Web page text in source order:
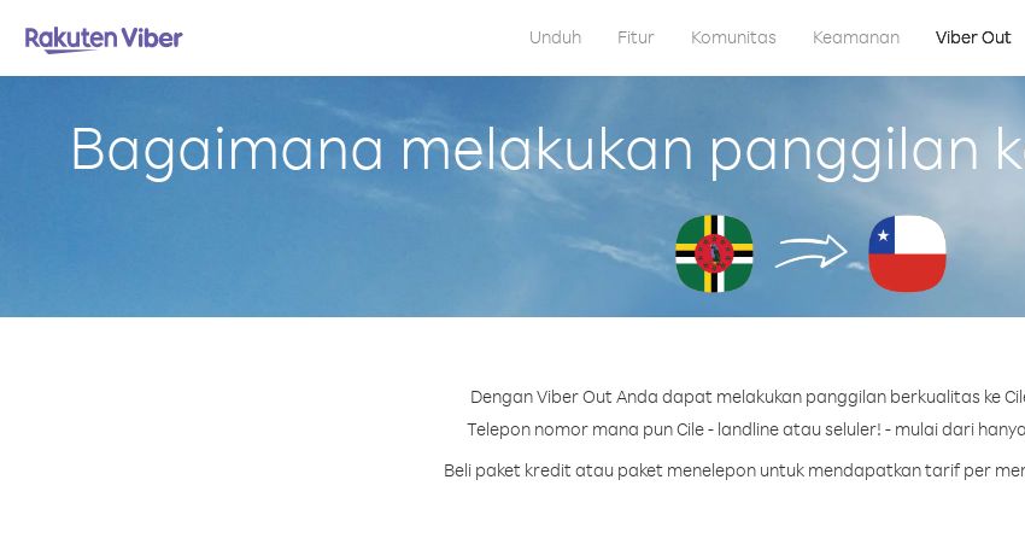
Unduh Fitur Komunitas Keamanan Viber Out
Bagaimana melakukan panggilan
Dengan Viber Out Anda dapat melakukan panggilan berkualitas ke
Telepon nomor mana pun Cile - landline atau seluler! - mulai dari
Beli paket kredit atau paket menelepon untuk mendapatkan tarif per